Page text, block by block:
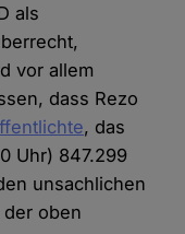
als
vor allem
dass Rezo
, das
Uhr) 847.299
unsachlichen
der oben